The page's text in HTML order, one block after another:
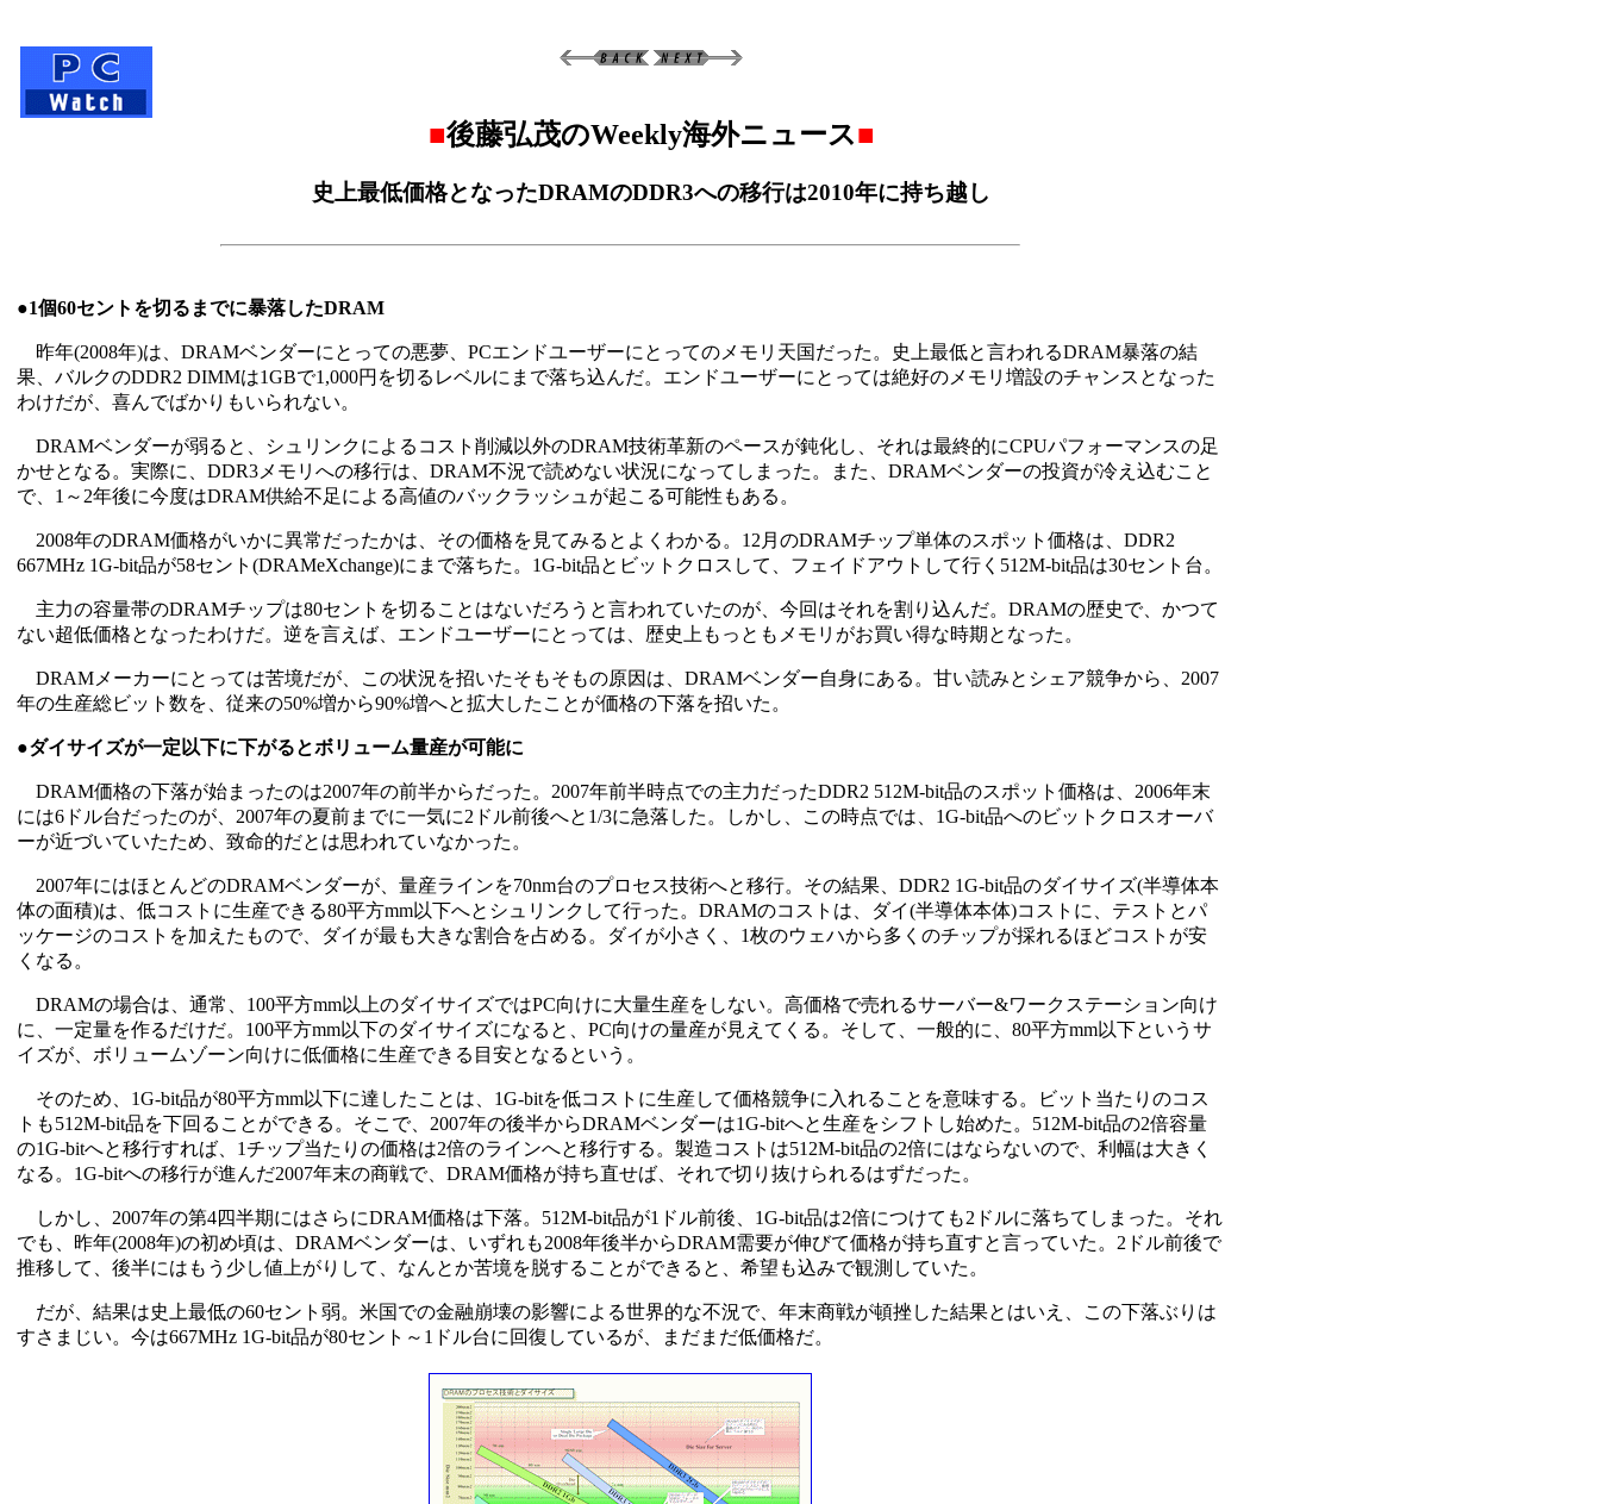
■後藤弘茂のWeekly海外ニュース■
史上最低価格となったDRAMのDDR3への移行は2010年に持ち越し
●1個60セントを切るまでに暴落したDRAM
昨年(2008年)は、DRAMベンダーにとっての悪夢、PCエンドユーザーにとってのメモリ天国だった。史上最低と言われるDRAM暴落の結
果、バルクのDDR2 DIMMは1GBで1,000円を切るレベルにまで落ち込んだ。エンドユーザーにとっては絶好のメモリ増設のチャンスとなった
わけだが、喜んでばかりもいられない。
DRAMベンダーが弱ると、シュリンクによるコスト削減以外のDRAM技術革新のペースが鈍化し、それは最終的にCPUパフォーマンスの足
かせとなる。実際に、DDR3メモリへの移行は、DRAM不況で読めない状況になってしまった。また、DRAMベンダーの投資が冷え込むこと
で、1～2年後に今度はDRAM供給不足による高値のバックラッシュが起こる可能性もある。
2008年のDRAM価格がいかに異常だったかは、その価格を見てみるとよくわかる。12月のDRAMチップ単体のスポット価格は、DDR2
667MHz 1G-bit品が58セント(DRAMeXchange)にまで落ちた。1G-bit品とビットクロスして、フェイドアウトして行く512M-bit品は30セント台。
主力の容量帯のDRAMチップは80セントを切ることはないだろうと言われていたのが、今回はそれを割り込んだ。DRAMの歴史で、かつて
ない超低価格となったわけだ。逆を言えば、エンドユーザーにとっては、歴史上もっともメモリがお買い得な時期となった。
DRAMメーカーにとっては苦境だが、この状況を招いたそもそもの原因は、DRAMベンダー自身にある。甘い読みとシェア競争から、2007
年の生産総ビット数を、従来の50%増から90%増へと拡大したことが価格の下落を招いた。
●ダイサイズが一定以下に下がるとボリューム量産が可能に
DRAM価格の下落が始まったのは2007年の前半からだった。2007年前半時点での主力だったDDR2 512M-bit品のスポット価格は、2006年末
には6ドル台だったのが、2007年の夏前までに一気に2ドル前後へと1/3に急落した。しかし、この時点では、1G-bit品へのビットクロスオーバ
ーが近づいていたため、致命的だとは思われていなかった。
2007年にはほとんどのDRAMベンダーが、量産ラインを70nm台のプロセス技術へと移行。その結果、DDR2 1G-bit品のダイサイズ(半導体本
体の面積)は、低コストに生産できる80平方mm以下へとシュリンクして行った。DRAMのコストは、ダイ(半導体本体)コストに、テストとパ
ッケージのコストを加えたもので、ダイが最も大きな割合を占める。ダイが小さく、1枚のウェハから多くのチップが採れるほどコストが安
くなる。
DRAMの場合は、通常、100平方mm以上のダイサイズではPC向けに大量生産をしない。高価格で売れるサーバー&ワークステーション向け
に、一定量を作るだけだ。100平方mm以下のダイサイズになると、PC向けの量産が見えてくる。そして、一般的に、80平方mm以下というサ
イズが、ボリュームゾーン向けに低価格に生産できる目安となるという。
そのため、1G-bit品が80平方mm以下に達したことは、1G-bitを低コストに生産して価格競争に入れることを意味する。ビット当たりのコス
トも512M-bit品を下回ることができる。そこで、2007年の後半からDRAMベンダーは1G-bitへと生産をシフトし始めた。512M-bit品の2倍容量
の1G-bitへと移行すれば、1チップ当たりの価格は2倍のラインへと移行する。製造コストは512M-bit品の2倍にはならないので、利幅は大きく
なる。1G-bitへの移行が進んだ2007年末の商戦で、DRAM価格が持ち直せば、それで切り抜けられるはずだった。
しかし、2007年の第4四半期にはさらにDRAM価格は下落。512M-bit品が1ドル前後、1G-bit品は2倍につけても2ドルに落ちてしまった。それ
でも、昨年(2008年)の初め頃は、DRAMベンダーは、いずれも2008年後半からDRAM需要が伸びて価格が持ち直すと言っていた。2ドル前後で
推移して、後半にはもう少し値上がりして、なんとか苦境を脱することができると、希望も込みで観測していた。
だが、結果は史上最低の60セント弱。米国での金融崩壊の影響による世界的な不況で、年末商戦が頓挫した結果とはいえ、この下落ぶりは
すさまじい。今は667MHz 1G-bit品が80セント～1ドル台に回復しているが、まだまだ低価格だ。